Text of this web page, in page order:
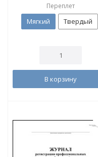
Переплет
Мягкий Твердый
В корзину